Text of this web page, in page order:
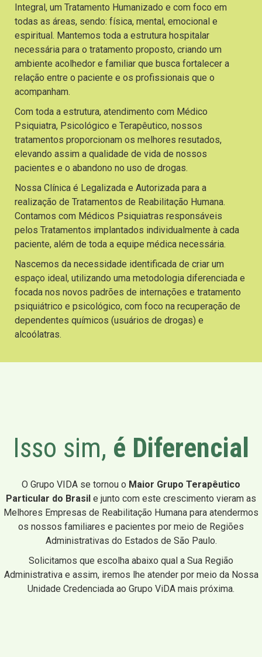
Integral, um Tratamento Humanizado e com foco em
todas as áreas, sendo: física, mental, emocional e
espiritual. Mantemos toda a estrutura hospitalar
necessária para o tratamento proposto, criando um
ambiente acolhedor e familiar que busca fortalecer a
relação entre o paciente e os profissionais que o
acompanham.
Com toda a estrutura, atendimento com Médico
Psiquiatra, Psicológico e Terapêutico, nossos
tratamentos proporcionam os melhores resutados,
elevando assim a qualidade de vida de nossos
pacientes e o abandono no uso de drogas.
Nossa Clínica é Legalizada e Autorizada para a
realização de Tratamentos de Reabilitação Humana.
Contamos com Médicos Psiquiatras responsáveis
pelos Tratamentos implantados individualmente à cada
paciente, além de toda a equipe médica necessária.
Nascemos da necessidade identificada de criar um
espaço ideal, utilizando uma metodologia diferenciada e
focada nos novos padrões de internações e tratamento
psiquiátrico e psicológico, com foco na recuperação de
dependentes químicos (usuários de drogas) e
alcoólatras.
Isso sim, é Diferencial
O Grupo VIDA se tornou o Maior Grupo Terapêutico
Particular do Brasil e junto com este crescimento vieram as
Melhores Empresas de Reabilitação Humana para atendermos
os nossos familiares e pacientes por meio de Regiões
Administrativas do Estados de São Paulo.
Solicitamos que escolha abaixo qual a Sua Região
Administrativa e assim, iremos lhe atender por meio da Nossa
Unidade Credenciada ao Grupo ViDA mais próxima.